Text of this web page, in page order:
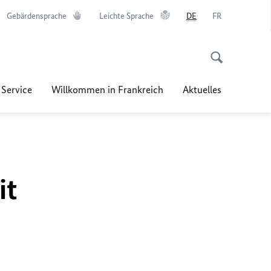
Gebärdensprache Leichte Sprache DE FR
Willkommen in Frankreich Aktuelles